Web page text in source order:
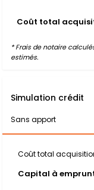
Coût total
* Frais de notaire
estimés.
Simulation crédit
Sans apport
Coût total
Capital à